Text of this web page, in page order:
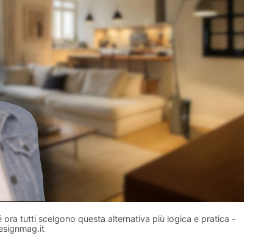
ora tutti scelgono questa alternativa più logica e pratica -